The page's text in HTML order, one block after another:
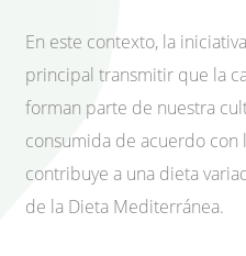
En este contexto, la
principal transmitir que la
forman parte de nuestra
consumida de acuerdo con
contribuye a una dieta
de la Dieta Mediterránea.